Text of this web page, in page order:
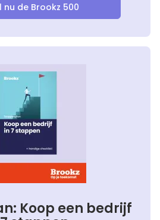
nu de Brookz 500
Koop een bedrijf